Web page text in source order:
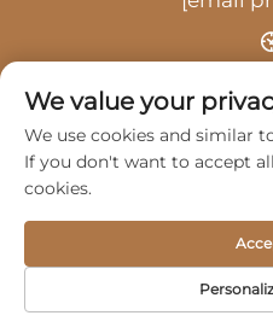
Urheberrecht © 2025
Automobile Service Co.,
Über
We value your
We use cookies and similar
If you don't want to accept
cookies.